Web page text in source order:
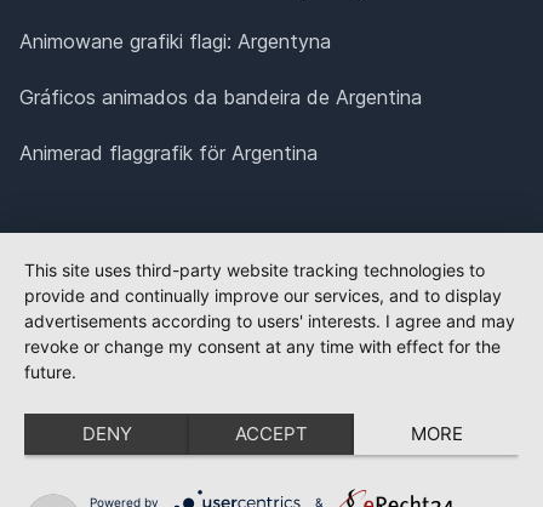
Animowane grafiki flagi: Argentyna
Gráficos animados da bandeira de Argentina
Animerad flaggrafik för Argentina
This site uses third-party website tracking technologies to
provide and continually improve our services, and to display
advertisements according to users' interests. I agree and may
revoke or change my consent at any time with effect for the
future.
DENY ACCEPT MORE
Powered by &